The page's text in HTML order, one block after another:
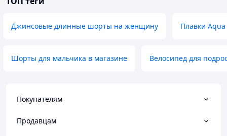
Джинсовые длинные шорты на женщину Плавки
Шорты для мальчика в магазине Велосипед для
Покупателям
Продавцам